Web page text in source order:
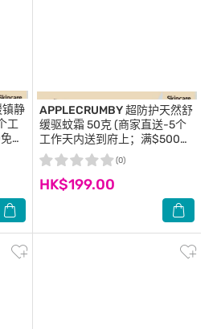
镇静
工
APPLECRUMBY超防护天然舒
缓驱蚊霜 50克 (商家直送-5个
工作天内送到府上；满$500免
运)
HK$199.00
(0)